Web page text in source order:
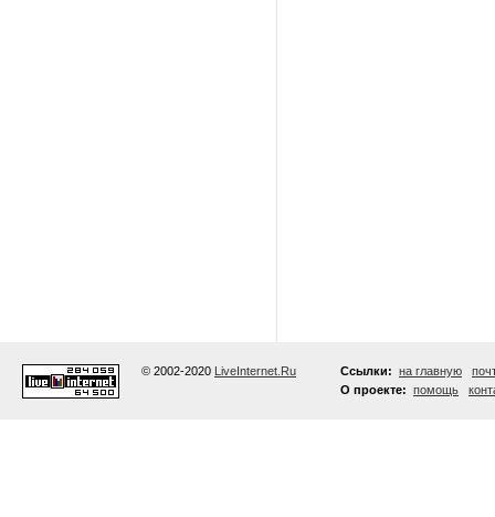
© 2002-2020 LiveInternet.Ru Ссылки: на главную
О проекте: помощь